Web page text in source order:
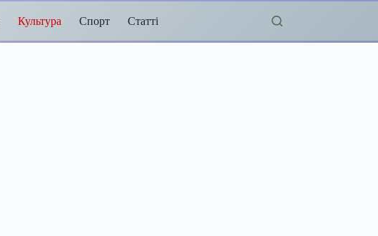
Культура Спорт Статті